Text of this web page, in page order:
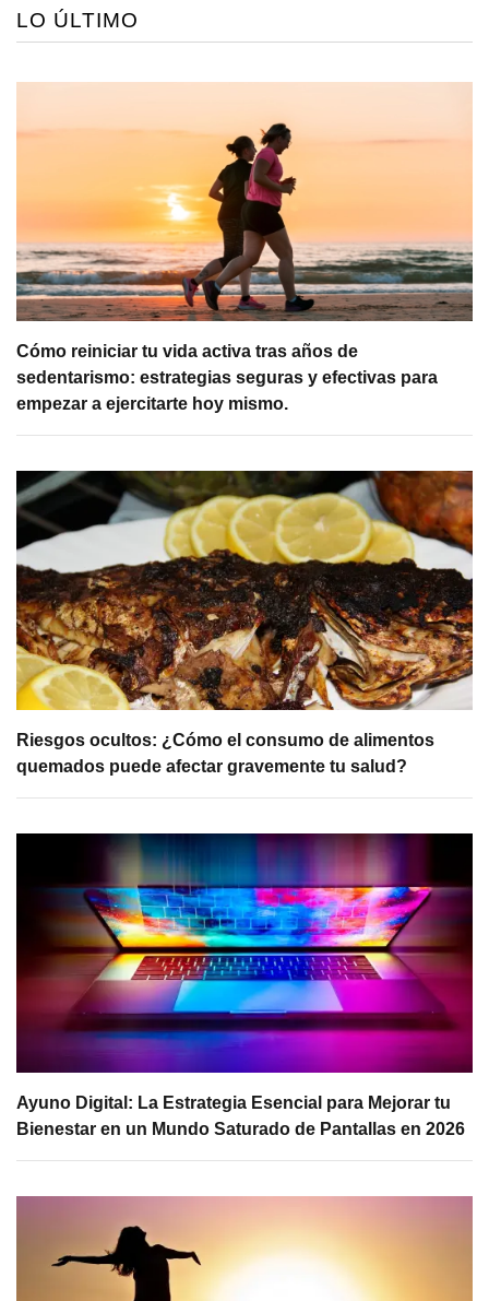
LO ÚLTIMO
Cómo reiniciar tu vida activa tras años de
sedentarismo: estrategias seguras y efectivas para
empezar a ejercitarte hoy mismo.
Riesgos ocultos: ¿Cómo el consumo de alimentos
quemados puede afectar gravemente tu salud?
Ayuno Digital: La Estrategia Esencial para Mejorar tu
Bienestar en un Mundo Saturado de Pantallas en 2026